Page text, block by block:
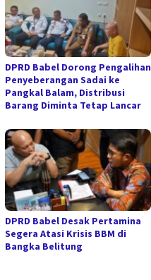
DPRD Babel Dorong Pengalihan
Penyeberangan Sadai ke
Pangkal Balam, Distribusi
Barang Diminta Tetap Lancar
DPRD Babel Desak Pertamina
Segera Atasi Krisis BBM di
Bangka Belitung